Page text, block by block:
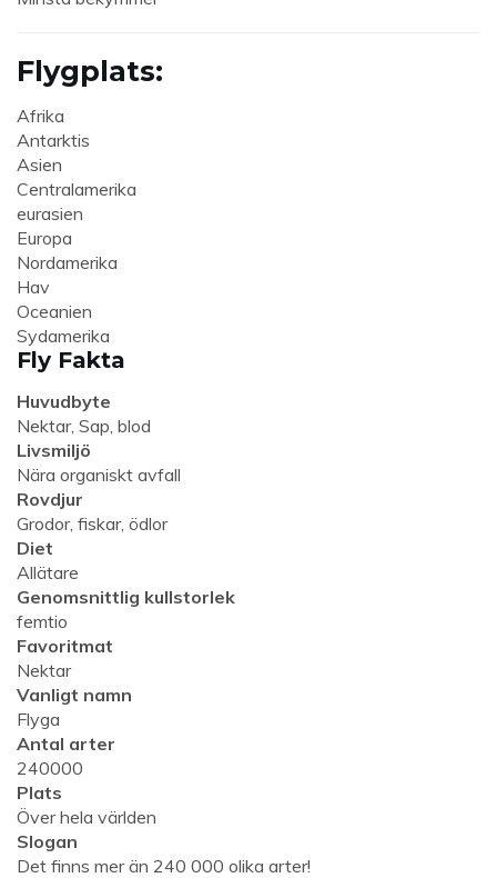
Flygplats:
Afrika
Antarktis
Asien
Centralamerika
eurasien
Europa
Nordamerika
Hav
Oceanien
Sydamerika
Fly Fakta
Huvudbyte
Nektar, Sap, blod
Livsmiljö
Nära organiskt avfall
Rovdjur
Grodor, fiskar, ödlor
Diet
Allätare
Genomsnittlig kullstorlek
femtio
Favoritmat
Nektar
Vanligt namn
Flyga
Antal arter
240000
Plats
Över hela världen
Slogan
Det finns mer än 240 000 olika arter!